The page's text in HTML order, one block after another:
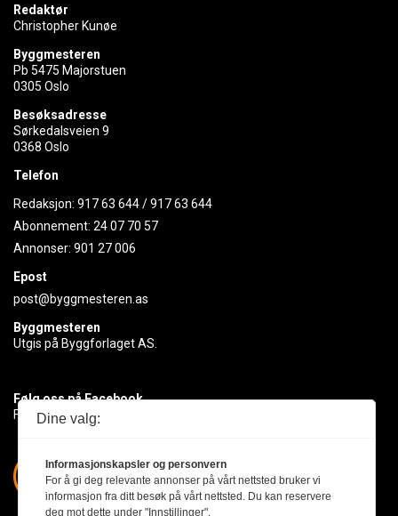
Redaktør
Christopher Kunøe
Byggmesteren
Pb 5475 Majorstuen
0305 Oslo
Besøksadresse
Sørkedalsveien 9
0368 Oslo
Telefon
Redaksjon: 917 63 644/917 63 644
Abonnement: 24 07 70 57
Annonser: 901 27 006
Epost
post@byggmesteren.as
Byggmesteren
Utgis på Byggforlaget AS.
Følg oss på Facebook
Få med deg det siste innen byggebransjen
Dine valg:
Informasjonskapsler og personvern
For å gi deg relevante annonser på vårt nettsted bruker vi
informasjon fra ditt besøk på vårt nettsted. Du kan reservere
deg mot dette under "Innstillinger".